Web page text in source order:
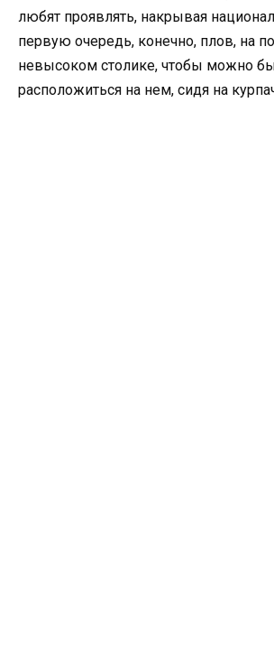
любят проявлять, накрывая
первую очередь, конечно, плов, на
невысоком столике, чтобы можно
расположиться на нем, сидя на